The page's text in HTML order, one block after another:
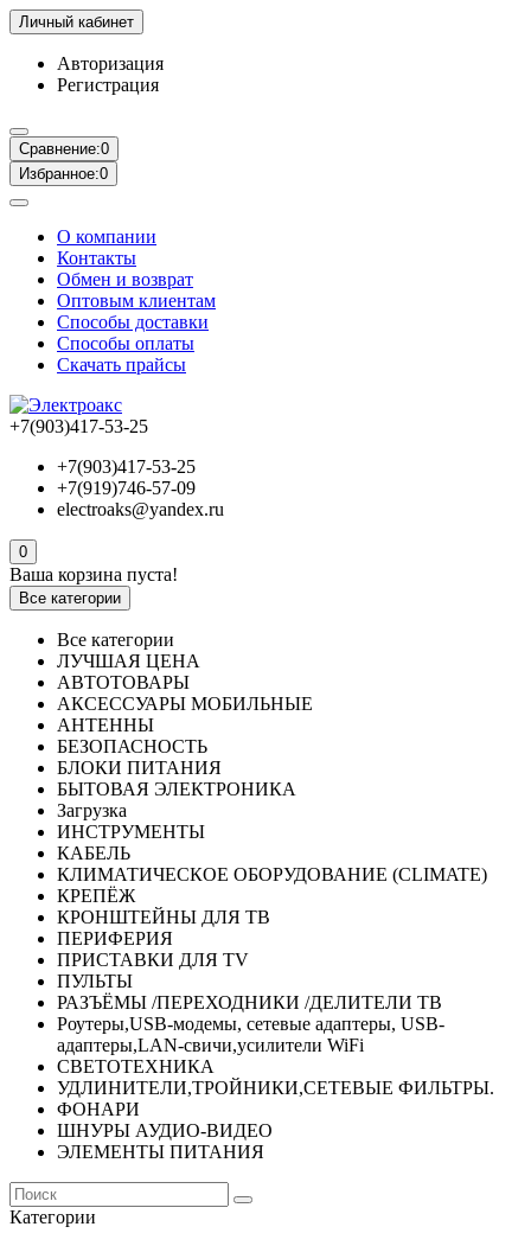
Личный кабинет
Авторизация
Регистрация
Сравнение:0
Избранное:0
О компании
Контакты
Обмен и возврат
Оптовым клиентам
Способы доставки
Способы оплаты
Скачать прайсы
+7(903)417-53-25
+7(903)417-53-25
+7(919)746-57-09
electroaks@yandex.ru
0
Ваша корзина пуста!
Все категории
Все категории
ЛУЧШАЯ ЦЕНА
АВТОТОВАРЫ
АКСЕССУАРЫ МОБИЛЬНЫЕ
АНТЕННЫ
БЕЗОПАСНОСТЬ
БЛОКИ ПИТАНИЯ
БЫТОВАЯ ЭЛЕКТРОНИКА
Загрузка
ИНСТРУМЕНТЫ
КАБЕЛЬ
КЛИМАТИЧЕСКОЕ ОБОРУДОВАНИЕ (CLIMATE)
КРЕПЁЖ
КРОНШТЕЙНЫ ДЛЯ ТВ
ПЕРИФЕРИЯ
ПРИСТАВКИ ДЛЯ TV
ПУЛЬТЫ
РАЗЪЁМЫ /ПЕРЕХОДНИКИ /ДЕЛИТЕЛИ ТВ
Роутеры,USB-модемы, сетевые адаптеры, USB-
адаптеры,LAN-свичи,усилители WiFi
СВЕТОТЕХНИКА
УДЛИНИТЕЛИ,ТРОЙНИКИ,СЕТЕВЫЕ ФИЛЬТРЫ.
ФОНАРИ
ШНУРЫ АУДИО-ВИДЕО
ЭЛЕМЕНТЫ ПИТАНИЯ
Категории